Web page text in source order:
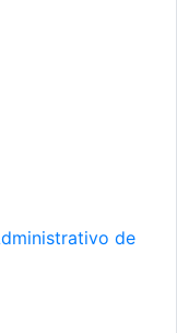
de